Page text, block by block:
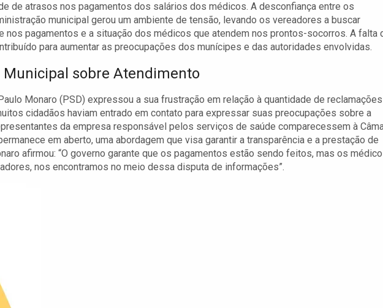
de atrasos nos pagamentos dos salários dos médicos. A desconfiança entre os
municipal gerou um ambiente de tensão, levando os vereadores a buscar
nos pagamentos e a situação dos médicos que atendem nos prontos-socorros. A falta
para aumentar as preocupações dos munícipes e das autoridades envolvidas.
Municipal sobre Atendimento
Monaro (PSD) expressou a sua frustração em relação à quantidade de reclamações
cidadãos haviam entrado em contato para expressar suas preocupações sobre a
da empresa responsável pelos serviços de saúde comparecessem à
em aberto, uma abordagem que visa garantir a transparência e a prestação de
afirmou: “O governo garante que os pagamentos estão sendo feitos, mas os
nos encontramos no meio dessa disputa de informações”.